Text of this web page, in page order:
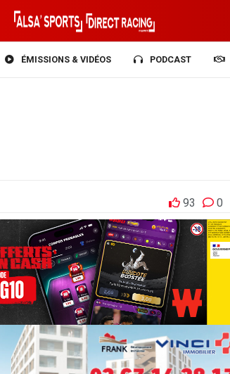
ÉMISSIONS & VIDÉOS PODCAST
93 0